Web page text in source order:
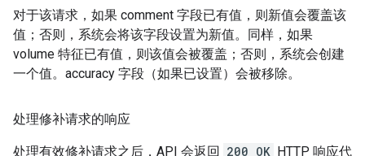
对于该请求，如果 comment 字段已有值，则新值会覆盖该
值；否则，系统会将该字段设置为新值。同样，如果
volume 特征已有值，则该值会被覆盖；否则，系统会创建
一个值。accuracy 字段（如果已设置）会被移除。
处理修补请求的响应
处理有效修补请求之后，API 会返回 200 OK HTTP 响应代